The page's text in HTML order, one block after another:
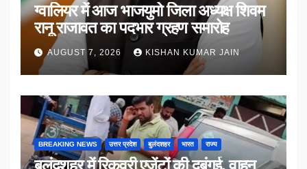
ग्वालियर में आज भाजयुमो जिला अध्यक्ष शिवम
रानू राजावत का पदभार ग्रहण समारोह
AUGUST 7, 2026 KISHAN KUMAR JAIN
BREAKING NEWS उत्तर प्रदेश बुलंदशहर भारत राज्य